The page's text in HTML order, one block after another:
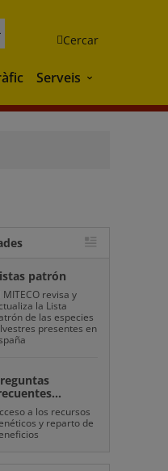
Cercar
Serveis Serveis
patrón
MITECO revisa y
la Lista
de las especies
presentes en
a los recursos
y reparto de